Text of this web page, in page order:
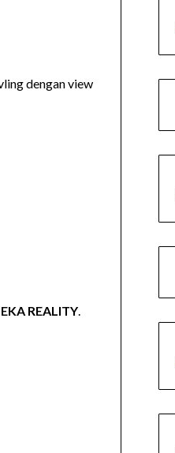
dengan view
REALITY.